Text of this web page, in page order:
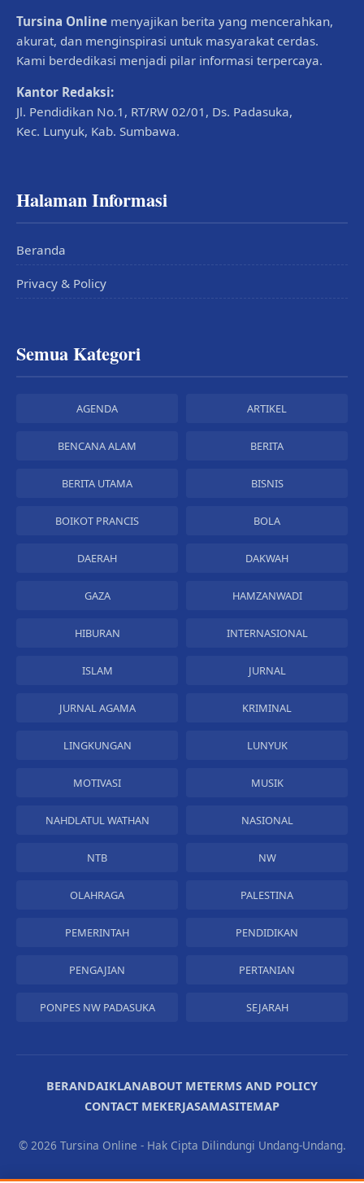
Tursina Online menyajikan berita yang mencerahkan,
akurat, dan menginspirasi untuk masyarakat cerdas.
Kami berdedikasi menjadi pilar informasi terpercaya.
Kantor Redaksi:
Jl. Pendidikan No.1, RT/RW 02/01, Ds. Padasuka,
Kec. Lunyuk, Kab. Sumbawa.
Halaman Informasi
Beranda
Privacy & Policy
Semua Kategori
AGENDA ARTIKEL
BENCANA ALAM BERITA
BERITA UTAMA BISNIS
BOIKOT PRANCIS BOLA
DAERAH DAKWAH
GAZA HAMZANWADI
HIBURAN INTERNASIONAL
ISLAM JURNAL
JURNAL AGAMA KRIMINAL
LINGKUNGAN LUNYUK
MOTIVASI MUSIK
NAHDLATUL WATHAN NASIONAL
NTB NW
OLAHRAGA PALESTINA
PEMERINTAH PENDIDIKAN
PENGAJIAN PERTANIAN
PONPES NW PADASUKA SEJARAH
BERANDAIKLANABOUT METERMS AND POLICY
CONTACT MEKERJASAMASITEMAP
© 2026 Tursina Online - Hak Cipta Dilindungi Undang-Undang.